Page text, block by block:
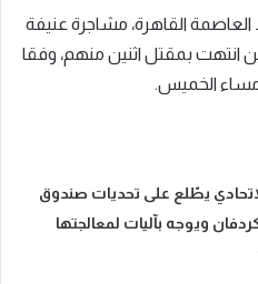
القاهرة، مشاجرة عنيفة
انتهت بمقتل اثنين منهم، وفقا
الخميس.
يطّلع على تحديات صندوق
ويوجه بآليات لمعالجتها